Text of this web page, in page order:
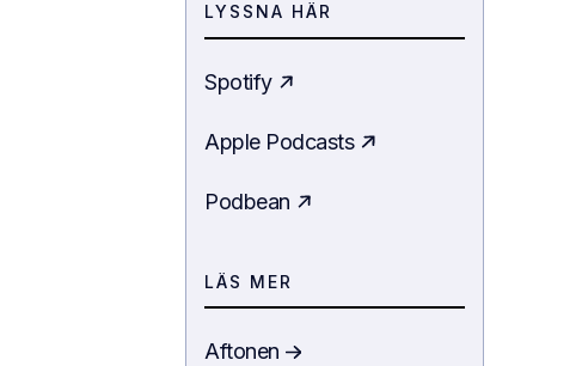
LYSSNA HÄR
Spotify
Apple Podcasts
Podbean
LÄS MER
Aftonen